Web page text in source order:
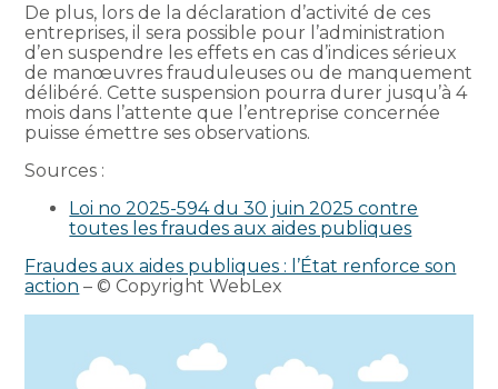
De plus, lors de la déclaration d’activité de ces
entreprises, il sera possible pour l’administration
d’en suspendre les effets en cas d’indices sérieux
de manœuvres frauduleuses ou de manquement
délibéré. Cette suspension pourra durer jusqu’à 4
mois dans l’attente que l’entreprise concernée
puisse émettre ses observations.
Sources :
Loi no 2025-594 du 30 juin 2025 contre
toutes les fraudes aux aides publiques
Fraudes aux aides publiques : l’État renforce son
action – © Copyright WebLex